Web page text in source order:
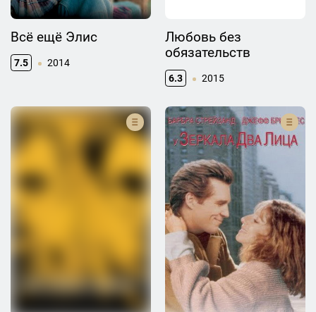
Всё ещё Элис
7.5 2014
Любовь без
обязательств
6.3 2015